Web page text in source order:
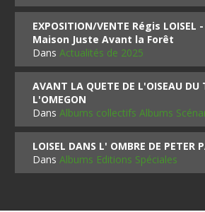
EXPOSITION/VENTE Régis LOISEL
Maison Juste Avant la Forêt
DansActualités de 2025
AVANT LA QUETE DE L'OISEAU DU
L'OMEGON
DansAlbums collectifs Albums
LOISEL DANS L' OMBRE DE PETER
DansAlbums Editions Spéciales